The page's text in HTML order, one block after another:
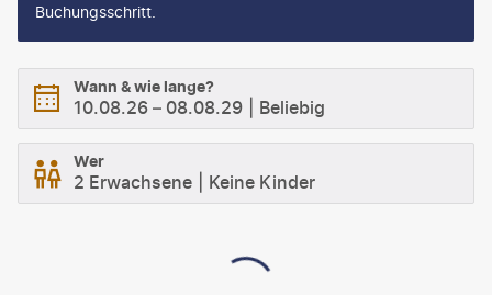
Buchungsschritt.
Wann & wie lange?
10.08.26 – 08.08.29 Beliebig
Wer
2 Erwachsene Keine Kinder